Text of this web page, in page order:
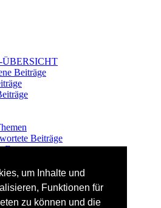
um Inhalte und
Funktionen für
zu können und die
ÜBERSICHT
Beiträge
Beiträge
Forum